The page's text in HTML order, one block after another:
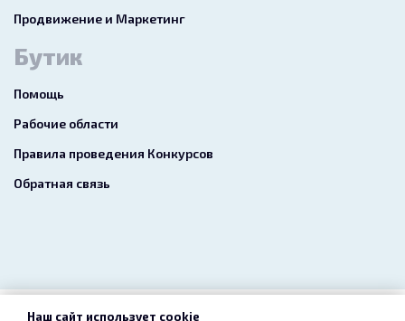
Продвижение и Маркетинг
Бутик
Помощь
Рабочие области
Правила проведения Конкурсов
Обратная связь
Наш сайт использует cookie